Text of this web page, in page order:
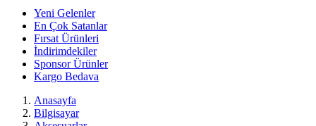
Yeni Gelenler
En Çok Satanlar
Fırsat Ürünleri
İndirimdekiler
Sponsor Ürünler
Kargo Bedava
Anasayfa
Bilgisayar